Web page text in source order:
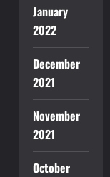
January
2022
December
2021
November
2021
October